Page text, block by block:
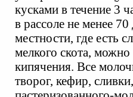
кусками в течение 3
в рассоле не менее
местности, где есть
мелкого скота, можно
кипячения. Все
творог, кефир,